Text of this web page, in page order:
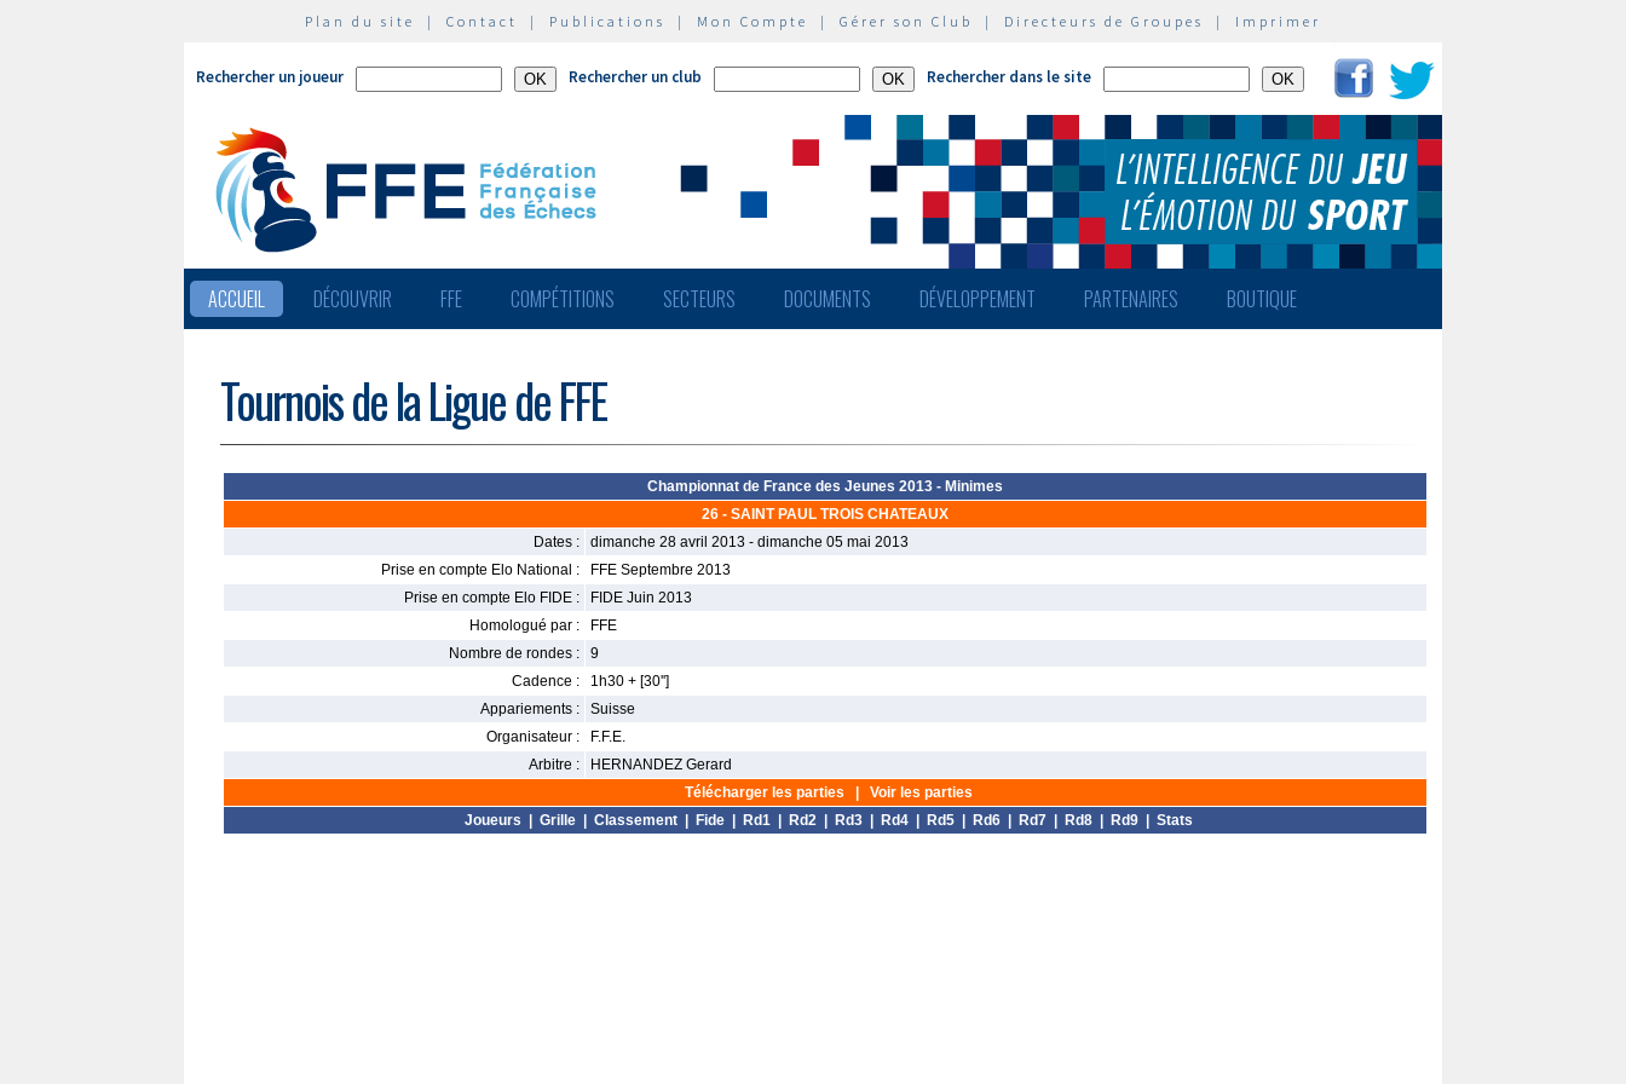
Plan du site | Contact | Publications | Mon Compte | Gérer son Club | Directeurs de Groupes | Imprimer
Rechercher un joueur Rechercher un club Rechercher dans le site
ACCUEIL DÉCOUVRIR FFE COMPÉTITIONS SECTEURS DOCUMENTS DÉVELOPPEMENT PARTENAIRES BOUTIQUE
Tournois de la Ligue de FFE
Championnat de France des Jeunes 2013 - Minimes
26 - SAINT PAUL TROIS CHATEAUX
Dates :
dimanche 28 avril 2013 - dimanche 05 mai 2013
Prise en compte Elo National :
FFE Septembre 2013
Prise en compte Elo FIDE :
FIDE Juin 2013
Homologué par :
FFE
Nombre de rondes :
9
Cadence :
1h30 + [30'']
Appariements :
Suisse
Organisateur :
F.F.E.
Arbitre :
HERNANDEZ Gerard
Télécharger les parties
Voir les parties
Joueurs
Grille Classement Fide Rd1 Rd2 Rd3 Rd4 Rd5 Rd6 Rd7 Rd8 Rd9 Stats